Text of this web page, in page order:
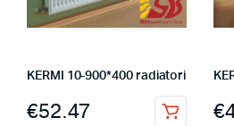
KERMI 10-900*400 radiatori
€52.47 €